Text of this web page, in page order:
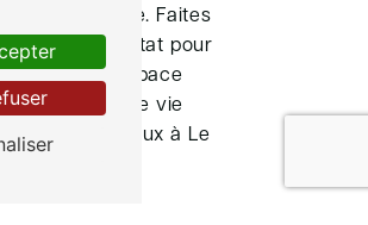
extérieure. Faites
à Eco Habitat pour
votre espace
en un lieu de vie
et harmonieux à Le